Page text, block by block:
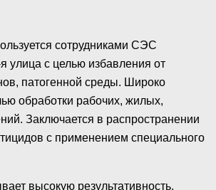
сотрудниками СЭС
улица с целью избавления от
патогенной среды. Широко
обработки рабочих, жилых,
Заключается в распространении
с применением специального
высокую результативность,